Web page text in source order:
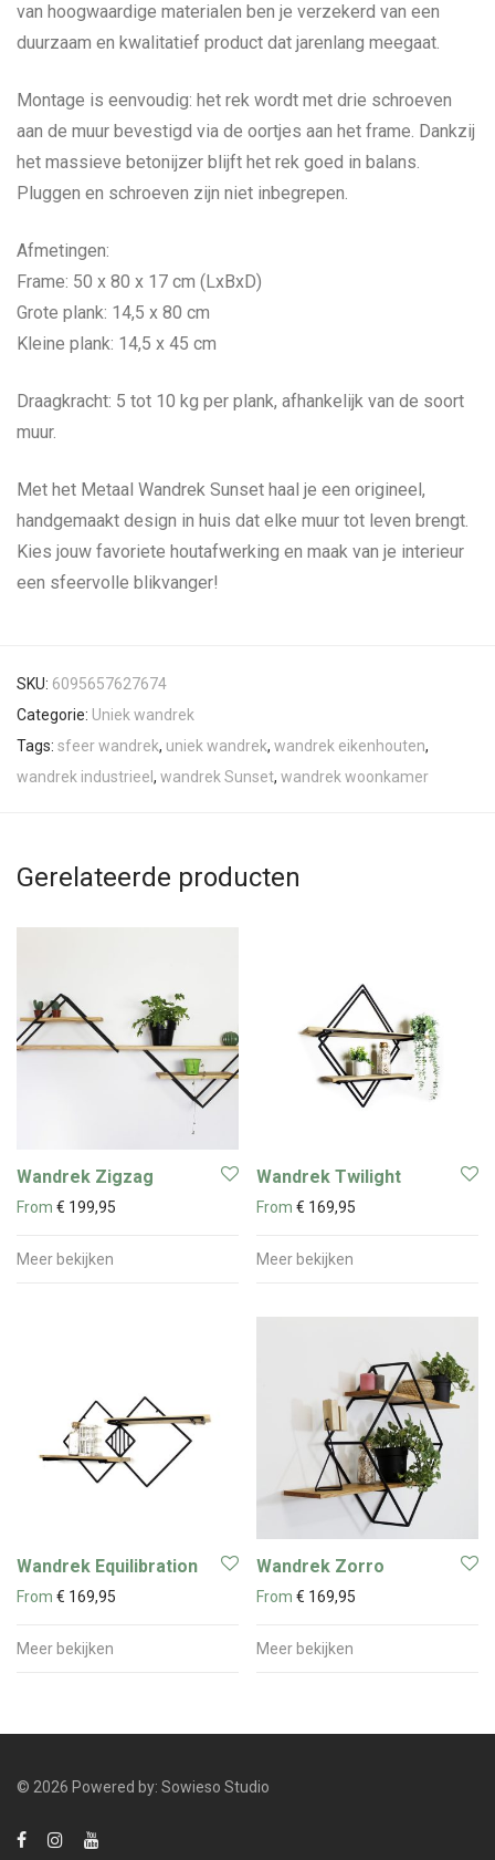
van hoogwaardige materialen ben je verzekerd van een
duurzaam en kwalitatief product dat jarenlang meegaat.
Montage is eenvoudig: het rek wordt met drie schroeven
aan de muur bevestigd via de oortjes aan het frame. Dankzij
het massieve betonijzer blijft het rek goed in balans.
Pluggen en schroeven zijn niet inbegrepen.
Afmetingen:
Frame: 50 x 80 x 17 cm (LxBxD)
Grote plank: 14,5 x 80 cm
Kleine plank: 14,5 x 45 cm
Draagkracht: 5 tot 10 kg per plank, afhankelijk van de soort
muur.
Met het Metaal Wandrek Sunset haal je een origineel,
handgemaakt design in huis dat elke muur tot leven brengt.
Kies jouw favoriete houtafwerking en maak van je interieur
een sfeervolle blikvanger!
SKU: 6095657627674
Categorie: Uniek wandrek
Tags: sfeer wandrek, uniek wandrek, wandrek eikenhouten,
wandrek industrieel , wandrek Sunset, wandrek woonkamer
Gerelateerde producten
Wandrek Zigzag
From € 199,95
Meer bekijken
Wandrek Twilight
From € 169,95
Meer bekijken
Wandrek Equilibration
From € 169,95
Meer bekijken
Wandrek Zorro
From € 169,95
Meer bekijken
© 2026 Powered by: Sowieso Studio